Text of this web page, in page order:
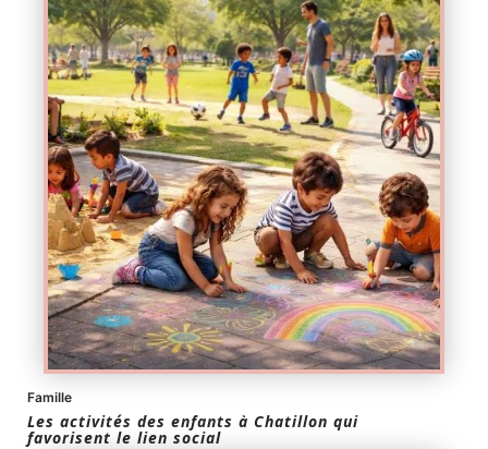
Famille
Les activités des enfants à Chatillon qui
favorisent le lien social